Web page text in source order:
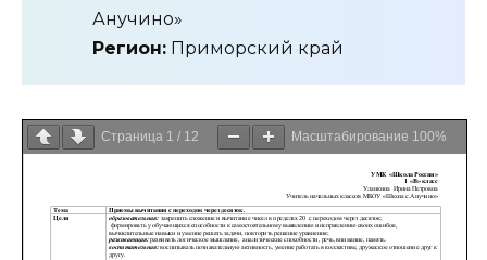
Анучино»
Регион: Приморский край
Страница 1 / 12 Масштабирование 100%